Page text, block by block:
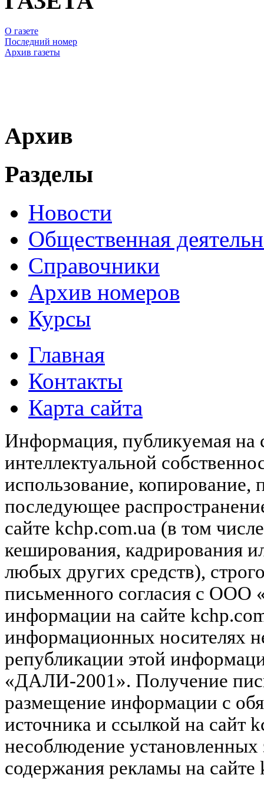
О газете
Последний номер
Архив газеты
Архив
Разделы
Новости
Общественная
Справочники
Архив номеров
Курсы
Главная
Контакты
Карта сайта
Информация, публикуемая на
интеллектуальной
использование, копирование,
последующее
сайте kchp.com.ua (в том
кеширования, кадрирования
любых других средств),
письменного согласия с
информации на сайте
информационных носителях
републикации этой
«ДАЛИ-2001». Получение
размещение информации с
источника и ссылкой на сайт
несоблюдение установленных
содержания рекламы на сайте